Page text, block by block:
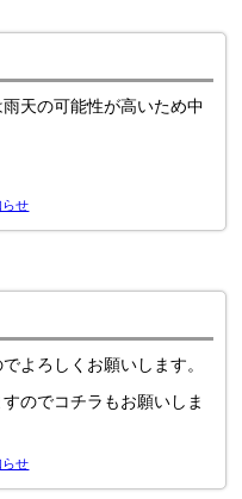
天の可能性が高いため中
らせ
よろしくお願いします。
のでコチラもお願いしま
らせ